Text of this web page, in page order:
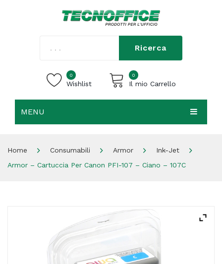
Ricerca
0
Wishlist
0
Il mio Carrello
MENU
ACCEDI / REGISTRATI
ACQUISTATI
WISHLIST
Home Consumabili Armor
Ink-Jet
Armor – Cartuccia Per Canon PFI-107 – Ciano – 107C